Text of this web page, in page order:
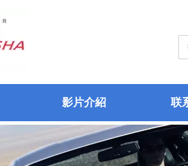
影片介紹 联